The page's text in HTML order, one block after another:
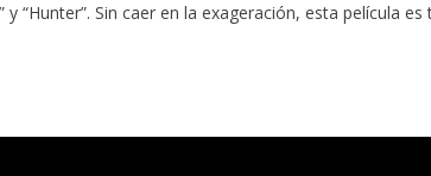
“Hunter”. Sin caer en la exageración, esta película es